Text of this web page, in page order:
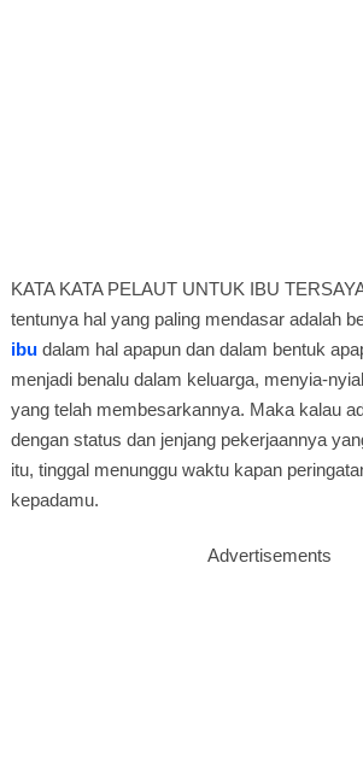
KATA KATA PELAUT UNTUK IBU
tentunya hal yang paling mendasar adalah
ibu dalam hal apapun dan dalam bentuk
menjadi benalu dalam keluarga, menyia-
yang telah membesarkannya. Maka kalau
dengan status dan jenjang pekerjaannya
itu, tinggal menunggu waktu kapan
kepadamu.
Advertisements